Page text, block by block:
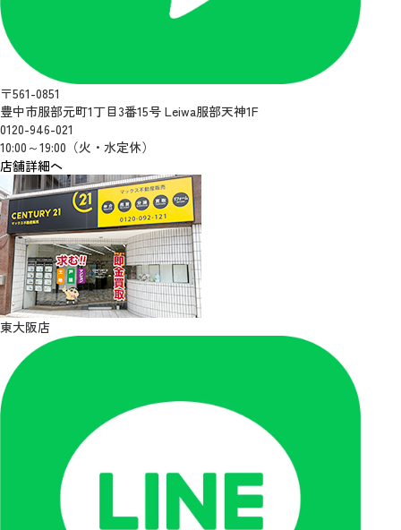
〒561-0851
豊中市服部元町1丁目3番15号 Leiwa服部天神1F
0120-946-021
10:00～19:00（火・水定休）
店舗詳細へ
東大阪店